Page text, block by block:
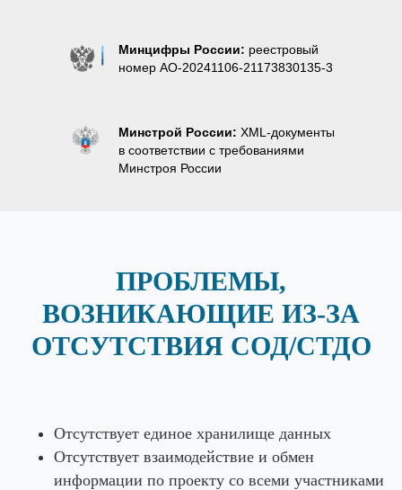
Минцифры России: реестровый
номер AO-20241106-21173830135-3
Минстрой России: XML-документы
в соответствии с требованиями
Минстроя России
ПРОБЛЕМЫ,
ВОЗНИКАЮЩИЕ ИЗ-ЗА
ОТСУТСТВИЯ СОД/СТДО
Отсутствует единое хранилище данных
Отсутствует взаимодействие и обмен
информации по проекту со всеми участниками